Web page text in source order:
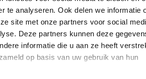
te analyseren. Ook delen we informatie
site met onze partners voor social
Deze partners kunnen deze
informatie die u aan ze heeft
op basis van uw gebruik van hun
vanaf €250,-*
mogelijk
met Trusted Shops